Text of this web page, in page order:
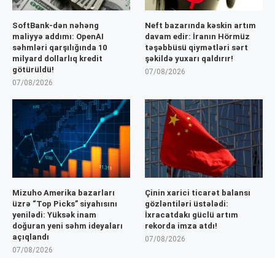
SoftBank-dən nəhəng
maliyyə addımı: OpenAI
səhmləri qarşılığında 10
milyard dollarlıq kredit
götürüldü!
07/08/2026
Neft bazarında kəskin artım
davam edir: İranın Hörmüz
təşəbbüsü qiymətləri sərt
şəkildə yuxarı qaldırır!
07/08/2026
Mizuho Amerika bazarları
üzrə “Top Picks” siyahısını
yenilədi: Yüksək inam
doğuran yeni səhm ideyaları
açıqlandı
07/08/2026
Çinin xarici ticarət balansı
gözləntiləri üstələdi:
İxracatdakı güclü artım
rekorda imza atdı!
07/08/2026